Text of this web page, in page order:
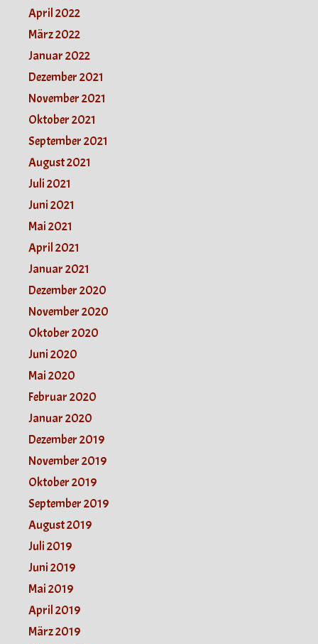
April 2022
März 2022
Januar 2022
Dezember 2021
November 2021
Oktober 2021
September 2021
August 2021
Juli 2021
Juni 2021
Mai 2021
April 2021
Januar 2021
Dezember 2020
November 2020
Oktober 2020
Juni 2020
Mai 2020
Februar 2020
Januar 2020
Dezember 2019
November 2019
Oktober 2019
September 2019
August 2019
Juli 2019
Juni 2019
Mai 2019
April 2019
März 2019